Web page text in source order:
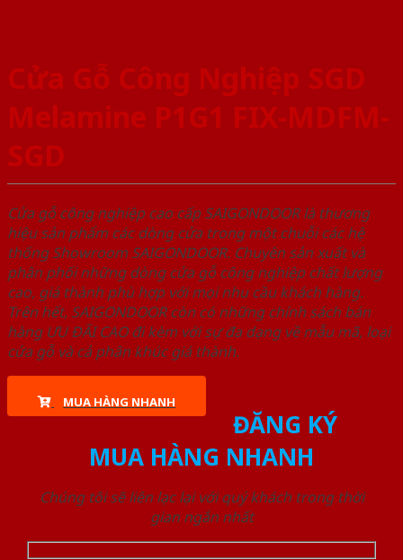
Cửa Gỗ Công Nghiệp SGD
Melamine P1G1 FIX-MDFM-
SGD
Cửa gỗ công nghiệp cao cấp SAIGONDOOR là thương
hiệu sản phẩm các dòng cửa trong một chuỗi các hệ
thống Showroom SAIGONDOOR. Chuyên sản xuất và
phân phối những dòng cửa gỗ công nghiệp chất lượng
cao, giá thành phù hợp với mọi nhu cầu khách hàng.
Trên hết, SAIGONDOOR còn có những chính sách bán
hàng ƯU ĐÃI CAO đi kèm với sự đa dạng về mẫu mã, loại
cửa gỗ và cả phân khúc giá thành.
MUA HÀNG NHANH
ĐĂNG KÝ
MUA HÀNG NHANH
Chúng tôi sẽ liên lạc lại với quý khách trong thời
gian ngắn nhất